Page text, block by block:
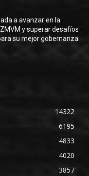
a avanzar en la
y superar desafíos
su mejor gobernanza
14322
6195
4833
4020
3857